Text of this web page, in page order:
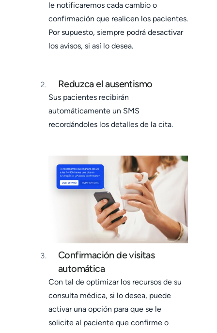
le notificaremos cada cambio o
confirmación que realicen los pacientes.
Por supuesto, siempre podrá desactivar
los avisos, si así lo desea.
Reduzca el ausentismo
Sus pacientes recibirán
automáticamente un SMS
recordándoles los detalles de la cita.
Confirmación de visitas
automática
Con tal de optimizar los recursos de su
consulta médica, si lo desea, puede
activar una opción para que se le
solicite al paciente que confirme o